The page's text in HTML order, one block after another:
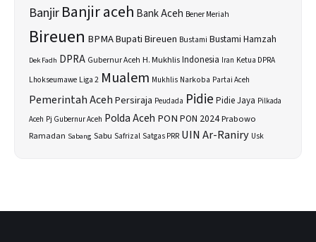
BanjirBanjir aceh Bank Aceh Bener Meriah
Bireuen BPMABupati Bireuen Bustami Bustami Hamzah
Dek Fadh DPRA Gubernur Aceh H. MukhlisIndonesia Iran Ketua DPRA
Lhokseumawe Liga 2 Mualem Mukhlis Narkoba Partai Aceh
Pemerintah AcehPersiraja Peudada Pidie Pidie Jaya Pilkada
Aceh Pj Gubernur Aceh Polda Aceh PON PON 2024Prabowo
Ramadan Sabang Sabu SafrizalSatgas PRR UIN Ar-Raniry Usk